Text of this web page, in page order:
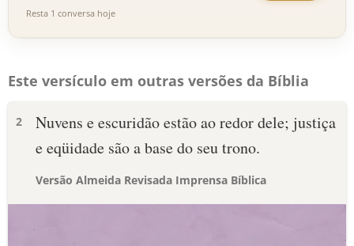
Resta 1 conversa hoje
Este versículo em outras versões da Bíblia
2
Nuvens e escuridão estão ao redor dele; justiça
e eqüidade são a base do seu trono.
Versão Almeida Revisada Imprensa Bíblica